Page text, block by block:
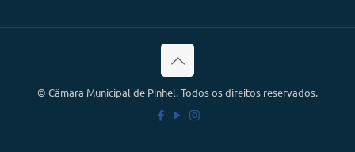
© Câmara Municipal de Pinhel. Todos os direitos reservados.